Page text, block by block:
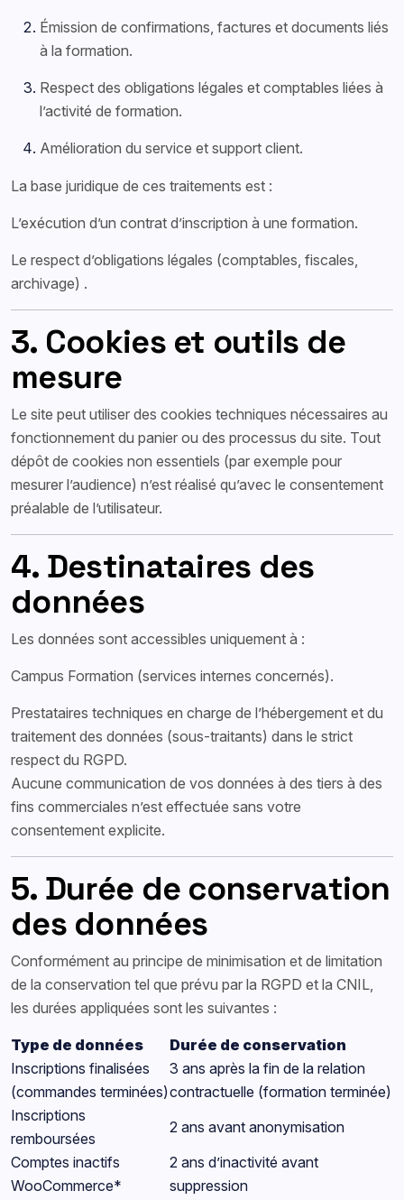
Émission de confirmations, factures et documents liés
à la formation.
Respect des obligations légales et comptables liées à
l’activité de formation.
Amélioration du service et support client.
La base juridique de ces traitements est :
L’exécution d’un contrat d’inscription à une formation.
Le respect d’obligations légales (comptables, fiscales,
archivage) .
3. Cookies et outils de
mesure
Le site peut utiliser des cookies techniques nécessaires au
fonctionnement du panier ou des processus du site. Tout
dépôt de cookies non essentiels (par exemple pour
mesurer l’audience) n’est réalisé qu’avec le consentement
préalable de l’utilisateur.
4. Destinataires des
données
Les données sont accessibles uniquement à :
Campus Formation (services internes concernés).
Prestataires techniques en charge de l’hébergement et du
traitement des données (sous-traitants) dans le strict
respect du RGPD.
Aucune communication de vos données à des tiers à des
fins commerciales n’est effectuée sans votre
consentement explicite.
5. Durée de conservation
des données
Conformément au principe de minimisation et de limitation
de la conservation tel que prévu par la RGPD et la CNIL,
les durées appliquées sont les suivantes :
Type de données
Durée de conservation
Inscriptions finalisées
(commandes terminées)
3 ans après la fin de la relation
contractuelle (formation terminée)
Inscriptions
remboursées
2 ans avant anonymisation
Comptes inactifs
WooCommerce*
2 ans d’inactivité avant
suppression